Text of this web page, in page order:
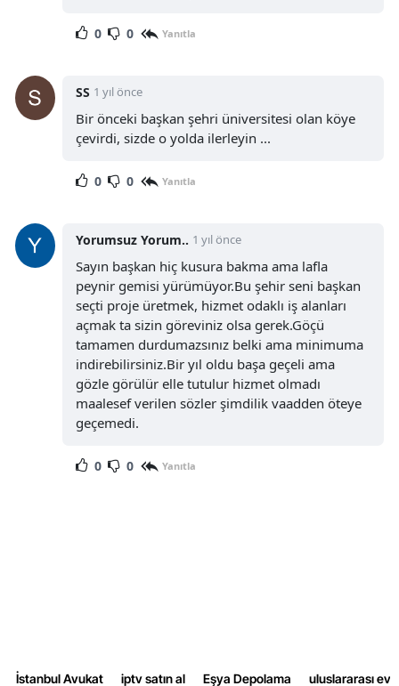
0 0 Yanıtla
SS 1 yıl önce
Bir önceki başkan şehri üniversitesi olan köye
çevirdi, sizde o yolda ilerleyin ...
0 0 Yanıtla
Yorumsuz Yorum.. 1 yıl önce
Sayın başkan hiç kusura bakma ama lafla
peynir gemisi yürümüyor.Bu şehir seni başkan
seçti proje üretmek, hizmet odaklı iş alanları
açmak ta sizin göreviniz olsa gerek.Göçü
tamamen durdumazsınız belki ama minimuma
indirebilirsiniz.Bir yıl oldu başa geçeli ama
gözle görülür elle tutulur hizmet olmadı
maalesef verilen sözler şimdilik vaadden öteye
geçemedi.
0 0 Yanıtla
İstanbul Avukat iptv satın al Eşya Depolama uluslararası